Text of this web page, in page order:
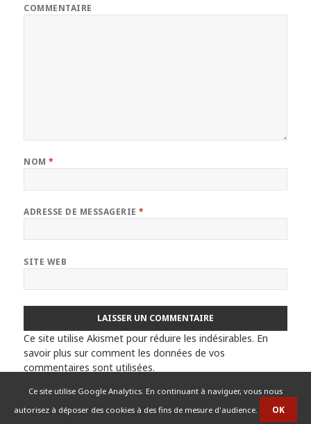
Ce site utilise Google Analytics. En continuant à naviguer, vous nous
autorisez à déposer des cookies à des fins de mesure d'audience.
COMMENTAIRE
NOM*
ADRESSE DE MESSAGERIE*
SITE WEB
Ce site utilise Akismet pour réduire les indésirables. En
savoir plus sur comment les données de vos
commentaires sont utilisées.